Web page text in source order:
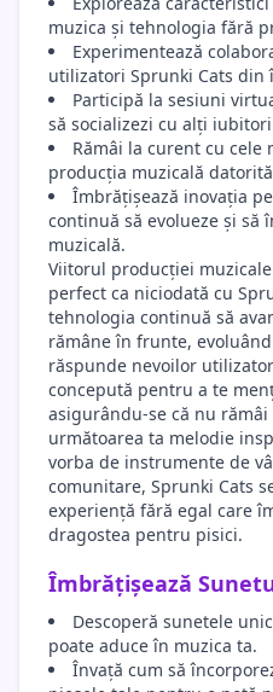
muzica și tehnologia fără
Experimentează
utilizatori Sprunki Cats din
Participă la sesiuni
să socializezi cu alți
Rămâi la curent cu
producția muzicală
Îmbrățișează inovația
continuă să evolueze și să
muzicală.
Viitorul producției
perfect ca niciodată cu
tehnologia continuă să
rămâne în frunte,
răspunde nevoilor
concepută pentru a te
asigurându-se că nu
următoarea ta melodie
vorba de instrumente de
comunitare, Sprunki Cats
experiență fără egal care
dragostea pentru pisici.
Îmbrățișează
Descoperă sunetele
poate aduce în muzica ta.
Învață cum să